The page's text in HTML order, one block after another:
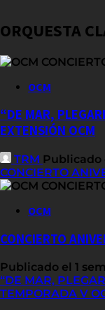
ORQUESTA
OCM
“DE MAR,
EXTENSIÓN OCM
TRM Publicado
CONCIERTO
OCM
CONCIERTO
Publicado el 1
“DE MAR,
TEMPORADA V